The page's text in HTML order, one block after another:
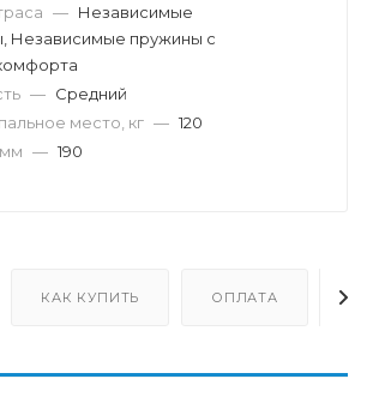
— Независимые
Независимые пружины с
— Средний
место, кг — 120
— 190
КАК КУПИТЬ ОПЛАТА